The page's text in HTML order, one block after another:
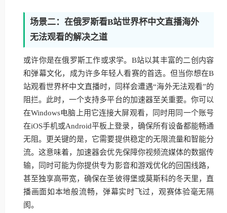
场景二：在俄罗斯看B站世界杯中文直播海外
无法观看的解决之道
或许你是在俄罗斯工作或求学。B站以其丰富的二创内容
和弹幕文化，成为许多年轻人看赛的首选。但当你想在B
站观看世界杯中文直播时，同样会遭遇“海外无法观看”的
阻拦。此时，一个支持多平台的加速器至关重要。你可以
在Windows电脑上用它连接大屏观看，同时用同一个账号
在iOS手机或Android平板上登录，确保所有设备都能畅通
无阻。更关键的是，它需要提供稳定的无限流量和智能分
流。这意味着，加速器会优先保障你视频流媒体的数据传
输，同时可能为你提供专为影音和游戏优化的回国线路，
甚至独享高带宽，确保在圣彼得堡或莫斯科的冬天里，直
播画面如本地般流畅，弹幕实时飞过，观赛体验毫无隔
阂。